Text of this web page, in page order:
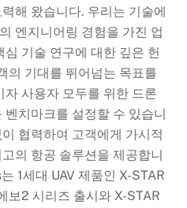
해 왔습니다. 우리는 기술에
엔지니어링 경험을 가진 업
기술 연구에 대한 깊은 헌
의 기대를 뛰어넘는 목표를
사용자 모두를 위한 드론
치마크를 설정할 수 있습니
협력하여 고객에게 가시적
의 항공 솔루션을 제공합니
1세대 UAV 제품인 X-STAR
보2 시리즈 출시와 X-STAR